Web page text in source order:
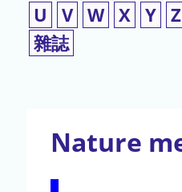
U
V W X Y Z
雜誌
Nature